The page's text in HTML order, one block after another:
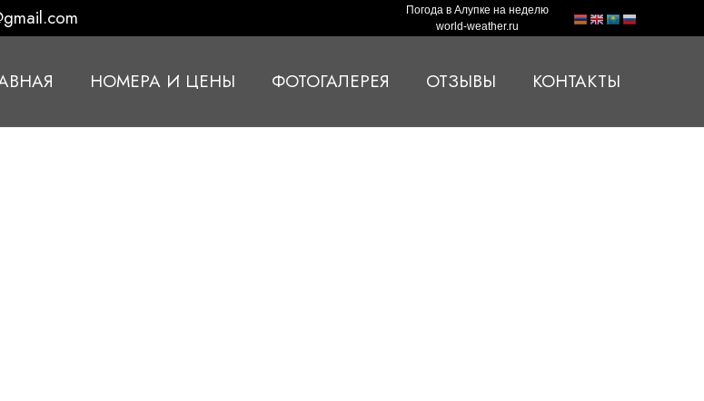
Погода в Алупке на неделю
world-weather.ru
НОМЕРА И ЦЕНЫ ФОТОГАЛЕРЕЯ ОТЗЫВЫ КОНТАКТЫ